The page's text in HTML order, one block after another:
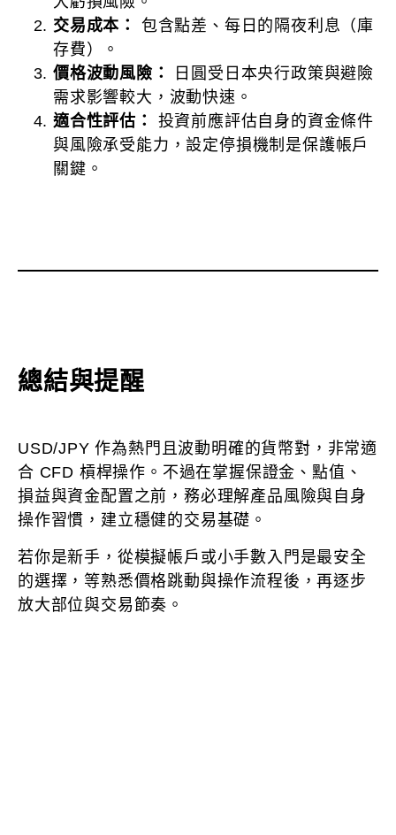
交易成本：
包含點差、每日的隔夜利息（庫
存費）。
價格波動風險：
日圓受日本央行政策與避險
需求影響較大，波動快速。
適合性評估：
投資前應評估自身的資金條件
與風險承受能力，設定停損機制是保護帳戶
關鍵。
總結與提醒
USD/JPY 作為熱門且波動明確的貨幣對，非常適
合 CFD 槓桿操作。不過在掌握保證金、點值、
損益與資金配置之前，務必理解產品風險與自身
操作習慣，建立穩健的交易基礎。
若你是新手，從模擬帳戶或小手數入門是最安全
的選擇，等熟悉價格跳動與操作流程後，再逐步
放大部位與交易節奏。